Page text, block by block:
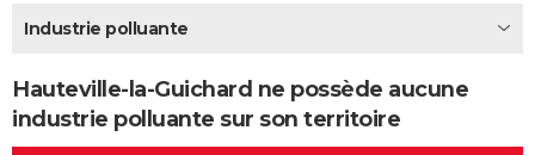
Destinations
City break
Voyage nature
Voyage de noces
Forum
Climat
+PHOTO
GUIDES D'ACHAT
BONS PLANS
Industrie polluante
Hauteville-la-Guichard ne possède aucune
industrie polluante sur son territoire